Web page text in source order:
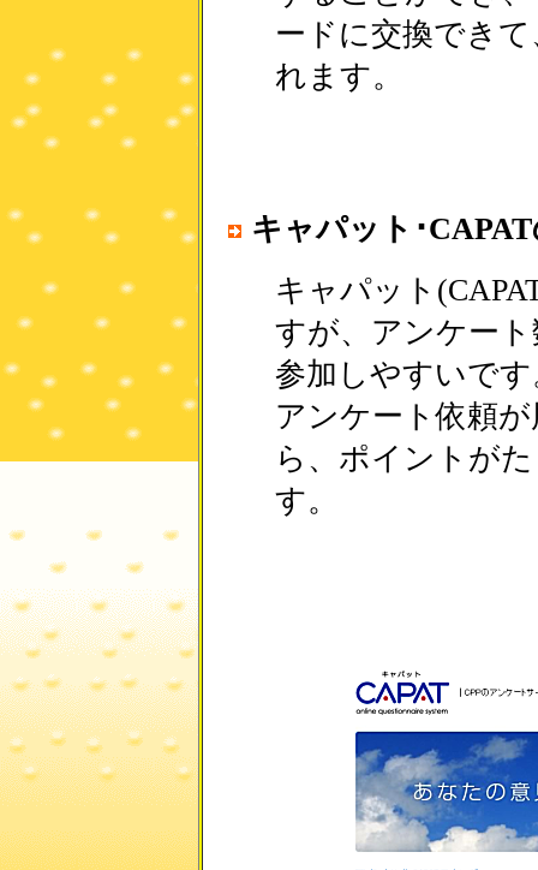
ードに交換でき
れます。
キャパット･
キャパット
すが、アンケー
参加しやすいで
アンケート依頼
ら、ポイントが
す。